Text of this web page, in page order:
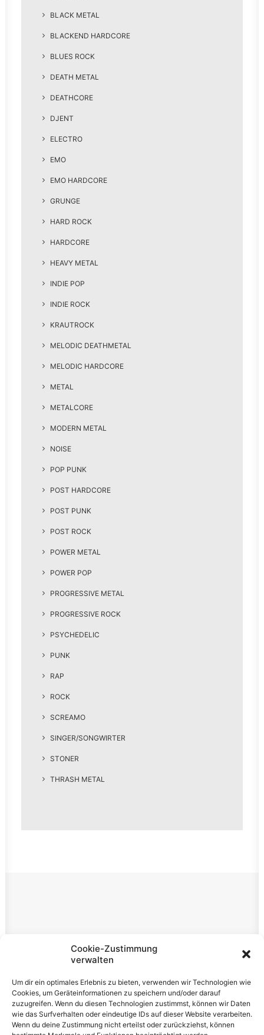
Cookie-Zustimmung
verwalten
Um dir ein optimales Erlebnis zu bieten, verwenden wir Technologien wie
Cookies, um Geräteinformationen zu speichern und/oder darauf
zuzugreifen. Wenn du diesen Technologien zustimmst, können wir Daten
wie das Surfverhalten oder eindeutige IDs auf dieser Website verarbeiten.
Wenn du deine Zustimmung nicht erteilst oder zurückziehst, können
BLACK METAL
BLACKEND HARDCORE
BLUES ROCK
DEATH METAL
DEATHCORE
DJENT
ELECTRO
EMO
EMO HARDCORE
GRUNGE
HARD ROCK
HARDCORE
HEAVY METAL
INDIE POP
INDIE ROCK
KRAUTROCK
MELODIC DEATHMETAL
MELODIC HARDCORE
METAL
METALCORE
MODERN METAL
NOISE
POP PUNK
POST HARDCORE
POST PUNK
POST ROCK
POWER METAL
POWER POP
PROGRESSIVE METAL
PROGRESSIVE ROCK
PSYCHEDELIC
PUNK
RAP
ROCK
SCREAMO
SINGER/SONGWIRTER
STONER
THRASH METAL
Rechtliches
Datenschutzerklärung
Cookie-Richtlinie (EU)